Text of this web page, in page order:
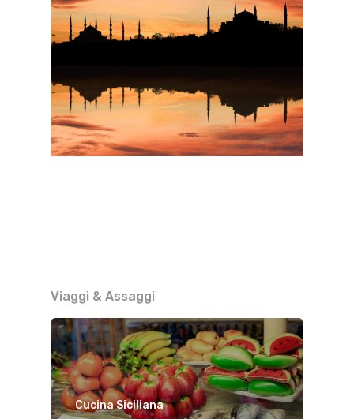
Viaggi & Assaggi
Cucina Siciliana